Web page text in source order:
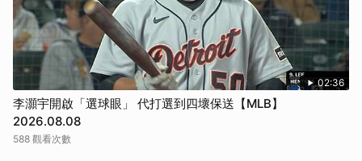
02:36
李灝宇開啟「選球眼」 代打選到四壞保送【MLB】
2026.08.08
588 觀看次數